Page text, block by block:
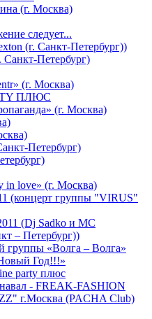
(г. Москва)
следует...
(г. Санкт-Петербург))
Петербург)
(г. Москва)
ПЛЮС
(г. Москва)
Петербург)
in love» (г. Москва)
(концерт группы "VIRUS"
(Dj Sadko и MC
– Петербург))
группы «Волга – Волга»
Год!!!»
party плюс
- FREAK-FASHION
г.Москва (PACHA Club)